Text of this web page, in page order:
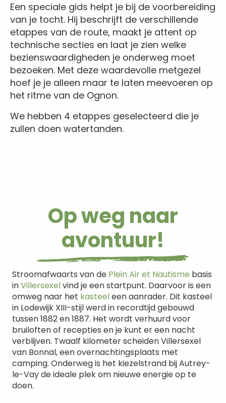
Een speciale gids helpt je bij de voorbereiding
van je tocht. Hij beschrijft de verschillende
etappes van de route, maakt je attent op
technische secties en laat je zien welke
bezienswaardigheden je onderweg moet
bezoeken. Met deze waardevolle metgezel
hoef je je alleen maar te laten meevoeren op
het ritme van de Ognon.
We hebben 4 etappes geselecteerd die je
zullen doen watertanden.
Op weg naar
avontuur!
Stroomafwaarts van de Plein Air et Nautisme basis
inVillersexelvind je een startpunt. Daarvoor is een
omweg naar het kasteeleen aanrader. Dit kasteel
in Lodewijk XIII-stijl werd in recordtijd gebouwd
tussen 1882 en 1887. Het wordt verhuurd voor
bruiloften of recepties en je kunt er een nacht
verblijven. Twaalf kilometer scheiden Villersexel
van Bonnal, een overnachtingsplaats met
camping. Onderweg is het kiezelstrand bij Autrey-
le-Vay de ideale plek om nieuwe energie op te
doen.